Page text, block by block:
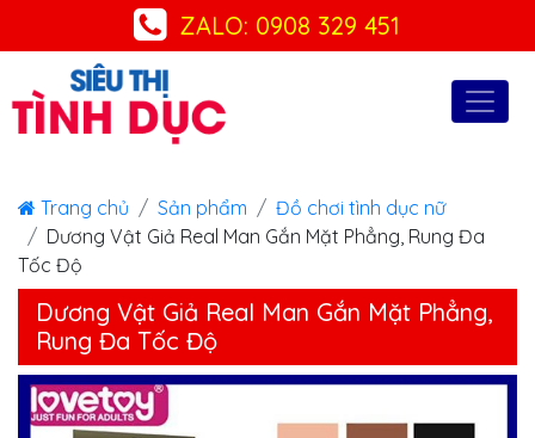
ZALO: 0908 329 451
Trang chủ Sản phẩm
Đồ chơi tình dục nữ
Dương Vật Giả Real Man Gắn Mặt Phẳng, Rung Đa
Tốc Độ
Dương Vật Giả Real Man Gắn Mặt Phẳng,
Rung Đa Tốc Độ